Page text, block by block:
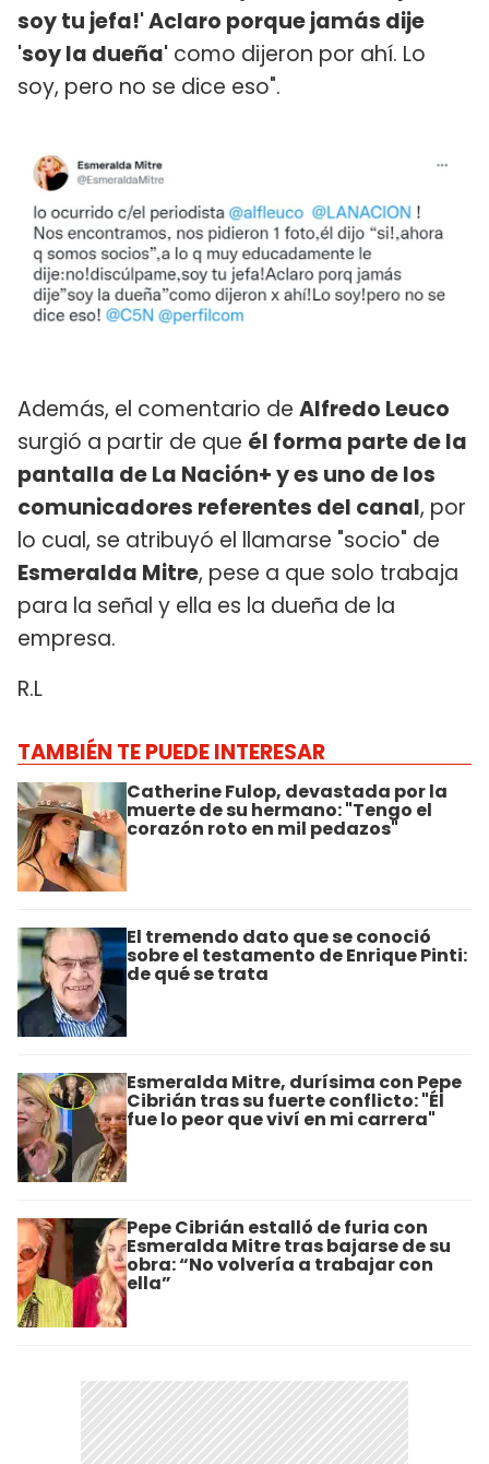
soy tu jefa!' Aclaro porque jamás dije
'soy la dueña' como dijeron por ahí. Lo
soy, pero no se dice eso".
Además, el comentario de Alfredo Leuco
surgió a partir de que él forma parte de la
pantalla de La Nación+ y es uno de los
comunicadores referentes del canal, por
lo cual, se atribuyó el llamarse "socio" de
Esmeralda Mitre, pese a que solo trabaja
para la señal y ella es la dueña de la
empresa.
R.L
TAMBIÉN TE PUEDE INTERESAR
Catherine Fulop, devastada por la
muerte de su hermano: "Tengo el
corazón roto en mil pedazos"
El tremendo dato que se conoció
sobre el testamento de Enrique Pinti:
de qué se trata
Esmeralda Mitre, durísima con Pepe
Cibrián tras su fuerte conflicto: "Él
fue lo peor que viví en mi carrera"
Pepe Cibrián estalló de furia con
Esmeralda Mitre tras bajarse de su
obra: “No volvería a trabajar con
ella”